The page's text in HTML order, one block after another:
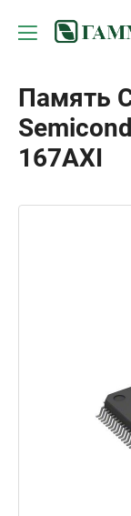
Память
167AXI